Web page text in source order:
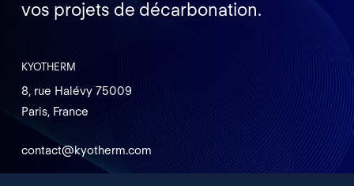
KYOTHERM
8, rue Halévy 75009
Paris, France
contact@kyotherm.com
vos projets de décarbonation.